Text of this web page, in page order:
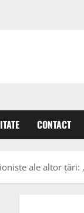
CONTACT
ale altor